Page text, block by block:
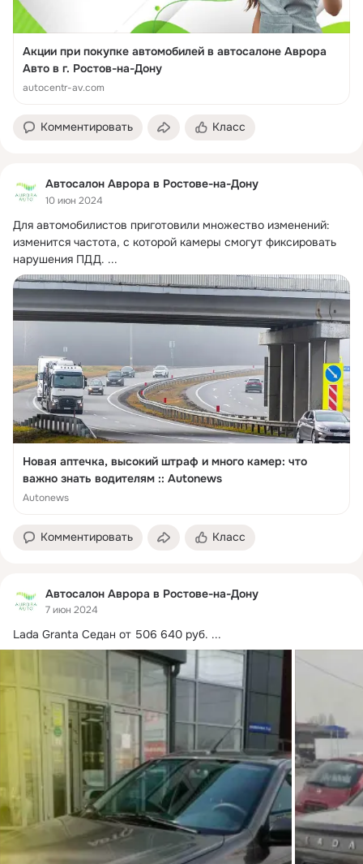
Акции при покупке автомобилей в автосалоне Аврора
Авто в г. Ростов-на-Дону
autocentr-av.com
Комментировать Класс
Автосалон Аврора в Ростове-на-Дону
10 июн 2024
Для автомобилистов приготовили множество изменений:
изменится частота, с которой камеры смогут фиксировать
нарушения ПДД. ...
Новая аптечка, высокий штраф и много камер: что
важно знать водителям :: Autonews
Autonews
Комментировать Класс
Автосалон Аврора в Ростове-на-Дону
7 июн 2024
Lada Granta Седан от 506 640 руб. ...